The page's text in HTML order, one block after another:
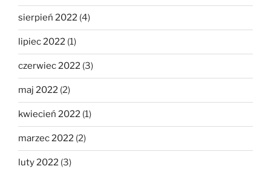
sierpień 2022 (4)
lipiec 2022 (1)
czerwiec 2022 (3)
maj 2022 (2)
kwiecień 2022 (1)
marzec 2022 (2)
luty 2022 (3)